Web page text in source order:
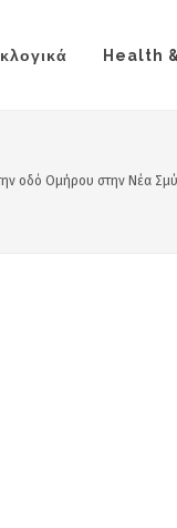
Health
οδό Ομήρου στην Νέα